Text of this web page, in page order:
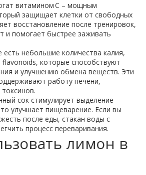
витамином C – мощным
защищает клетки от свободных
восстановление после тренировок,
и помогает быстрее заживать
небольшие количества калия,
которые способствуют
и улучшению обмена веществ. Эти
работу печени,
сок стимулирует выделение
улучшает пищеварение. Если вы
после еды, стакан воды с
процесс переваривания.
лимон в